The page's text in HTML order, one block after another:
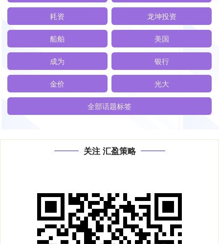
耗资 龙坤投资
船舶 美国
成为 银行
金价 光大
全部话题标签
关注 汇盈策略